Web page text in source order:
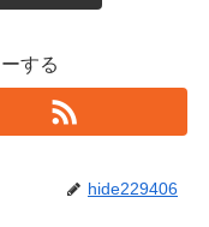
する
hide229406